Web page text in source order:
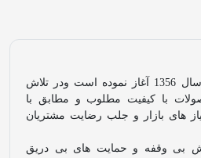
این شرکت کار خود را از سال 1356 آغاز نموده است ودر تلاش
با کیفیت مطلوب و مطابق با
های بازار و جلب رضایت مشتریان
بی وقفه و حمایت های بی دریق